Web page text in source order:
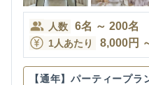
人数 6名 ～ 200名
1人あたり 8,000円
【通年】パーティープラ